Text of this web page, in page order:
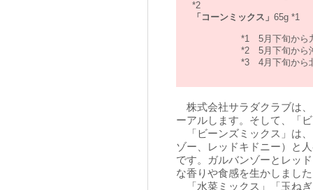
*2
「コーンミックス」 65g *1
*1 5月下旬から
*2 5月下旬から
*3 4月下旬から
株式会社サラダクラブは
ーアルします。そして、「
「ビーンズミックス」は
ゾー、レッドキドニー）と
です。ガルバンゾーとレッ
な香りや食感を生かしまし
「水菜ミックス」「玉ね